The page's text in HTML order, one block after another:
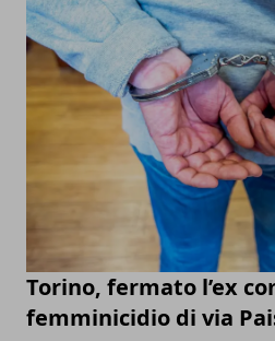
Torino, fermato l’ex
femminicidio di via